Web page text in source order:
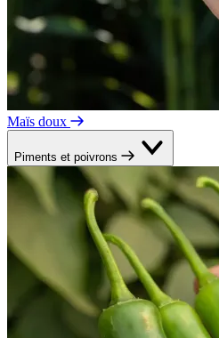
Maïs doux
Piments et poivrons